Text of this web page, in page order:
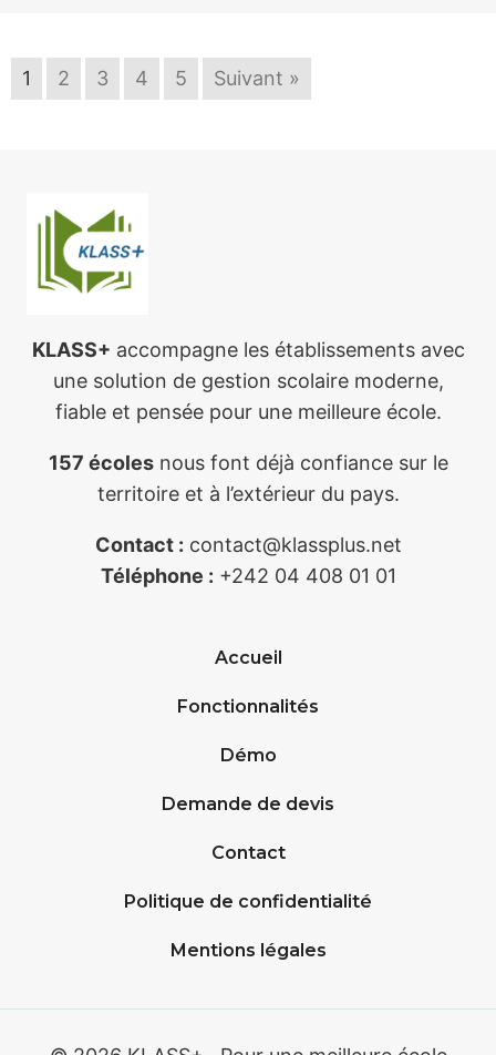
1 2 3 4 5 Suivant »
KLASS+ accompagne les établissements avec
une solution de gestion scolaire moderne,
fiable et pensée pour une meilleure école.
157 écolesnous font déjà confiance sur le
territoire et à l’extérieur du pays.
Contact : contact@klassplus.net
Téléphone : +242 04 408 01 01
Accueil
Fonctionnalités
Démo
Demande de devis
Contact
Politique de confidentialité
Mentions légales